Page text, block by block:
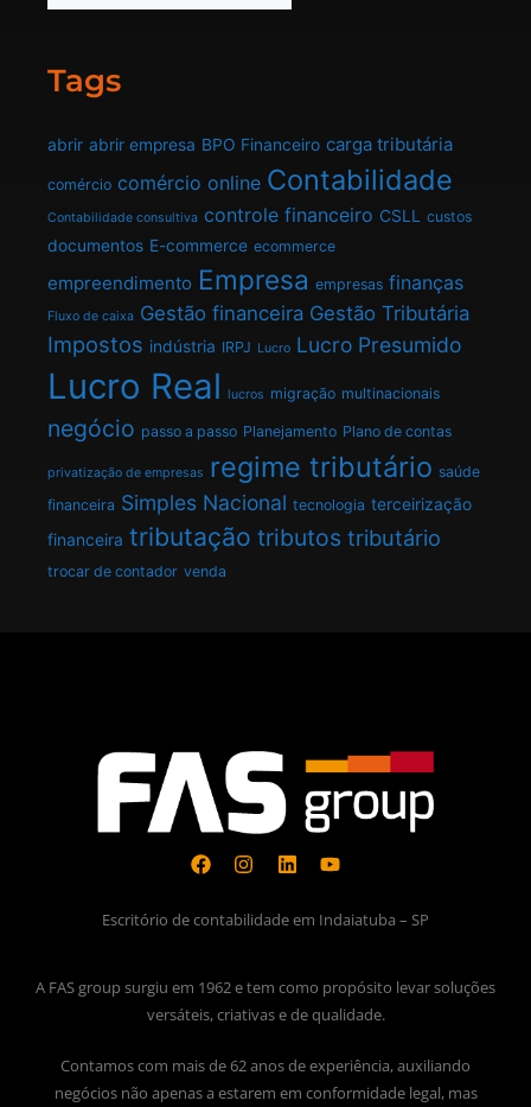
Tags
abrir abrir empresa BPO Financeiro carga tributária
comércio comércio online Contabilidade
Contabilidade consultiva controle financeiro CSLL custos
documentos E-commerce ecommerce
empreendimento Empresa empresas finanças
Fluxo de caixa Gestão financeira Gestão Tributária
Impostos indústria IRPJ Lucro Lucro Presumido
Lucro Real lucros migração multinacionais
negócio passo a passo Planejamento Plano de contas
privatização de empresas regime tributário saúde
financeira Simples Nacional tecnologia terceirização
financeira tributação tributos tributário
trocar de contador venda
Escritório de contabilidade em Indaiatuba – SP
A FAS group surgiu em 1962 e tem como propósito levar soluções
versáteis, criativas e de qualidade.
Contamos com mais de 62 anos de experiência, auxiliando
negócios não apenas a estarem em conformidade legal, mas